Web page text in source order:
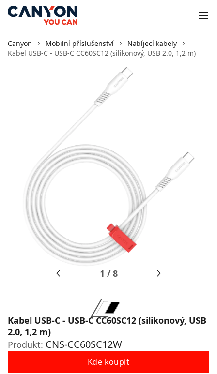
Canyon Mobilní příslušenství
Nabíjecí kabely
Kabel USB-C - USB-C CC60SC12 (silikonový, USB 2.0, 1,2 m)
1 /8
Kabel USB-C - USB-C CC60SC12 (silikonový, USB
2.0, 1,2 m)
Produkt: CNS-CC60SC12W
Kde koupit